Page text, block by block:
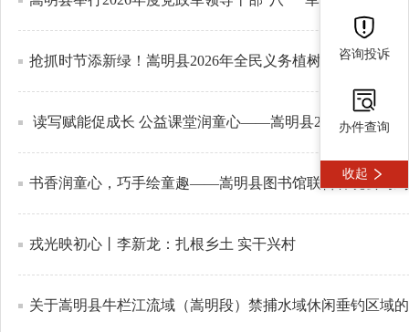
抢抓时节添新绿！嵩明县2026年全民义务植树活动启动
读写赋能促成长 公益课堂润童心——嵩明县2026年第二届
书香润童心，巧手绘童趣——嵩明县图书馆联合春晓公司
戎光映初心丨李新龙：扎根乡土 实干兴村
关于嵩明县牛栏江流域（嵩明段）禁捕水域休闲垂钓区域
咨询投诉
办件查询
收起